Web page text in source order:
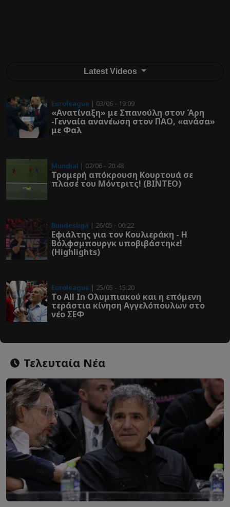
Latest Videos
Euroleague | 03/06 - 19:09
«Ανατίναξη» με Σπανούλη στον Άρη
-Γενναία ανανέωση στον ΠΑΟ, «ανάσα»
με Φαλ
Mundial | 02/06 - 20:48
Τρομερή απόκρουση Κουρτουά σε
πλασέ του Μόντριτς! (ΒΙΝΤΕΟ)
Bundesliga | 26/05 - 00:22
Εφιάλτης για τον Κουλιεράκη - Η
Βόλφσμπουργκ υποβιβάστηκε!
(Highlights)
Euroleague | 25/05 - 15:20
Το All In Ολυμπιακού και η επόμενη
τεράστια κίνηση Αγγελόπουλων στο
νέο ΣΕΦ
Τελευταία Νέα